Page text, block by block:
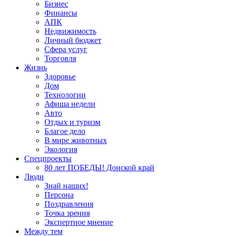
Бизнес
Финансы
АПК
Недвижимость
Личный бюджет
Сфера услуг
Торговля
Жизнь
Здоровье
Дом
Технологии
Афиша недели
Авто
Отдых и туризм
Благое дело
В мире животных
Экология
Спецпроекты
80 лет ПОБЕДЫ! Донской край
Люди
Знай наших!
Персона
Поздравления
Точка зрения
Экспертное мнение
Между тем